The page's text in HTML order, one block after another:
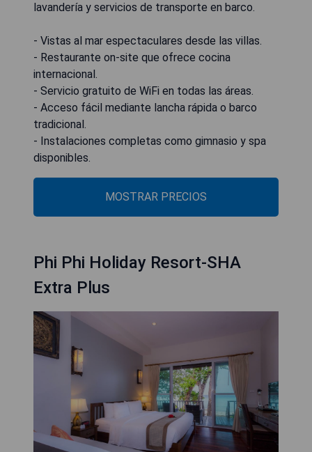
lavandería y servicios de transporte en barco.
- Vistas al mar espectaculares desde las villas.
- Restaurante on-site que ofrece cocina
internacional.
- Servicio gratuito de WiFi en todas las áreas.
- Acceso fácil mediante lancha rápida o barco
tradicional.
- Instalaciones completas como gimnasio y spa
disponibles.
MOSTRAR PRECIOS
Phi Phi Holiday Resort-SHA
Extra Plus